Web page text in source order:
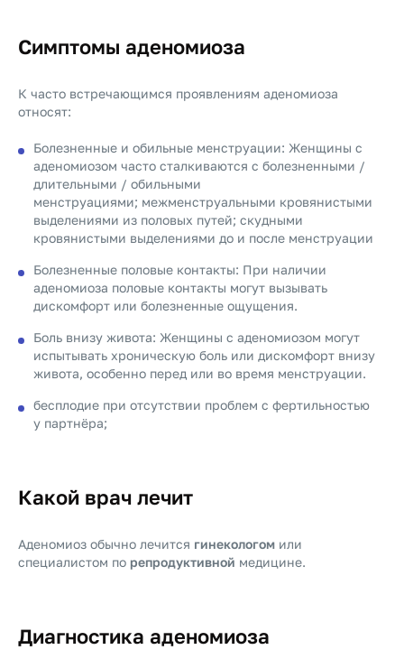
Симптомы аденомиоза
К часто встречающимся проявлениям аденомиоза
относят:
Болезненные и обильные менструации: Женщины с
аденомиозом часто сталкиваются с болезненными /
длительными / обильными
менструациями; межменструальными кровянистыми
выделениями из половых путей; скудными
кровянистыми выделениями до и после менструации
Болезненные половые контакты: При наличии
аденомиоза половые контакты могут вызывать
дискомфорт или болезненные ощущения.
Боль внизу живота: Женщины с аденомиозом могут
испытывать хроническую боль или дискомфорт внизу
живота, особенно перед или во время менструации.
бесплодие при отсутствии проблем с фертильностью
у партнёра;
Какой врач лечит
Аденомиоз обычно лечится гинекологом или
специалистом по репродуктивной медицине.
Диагностика аденомиоза